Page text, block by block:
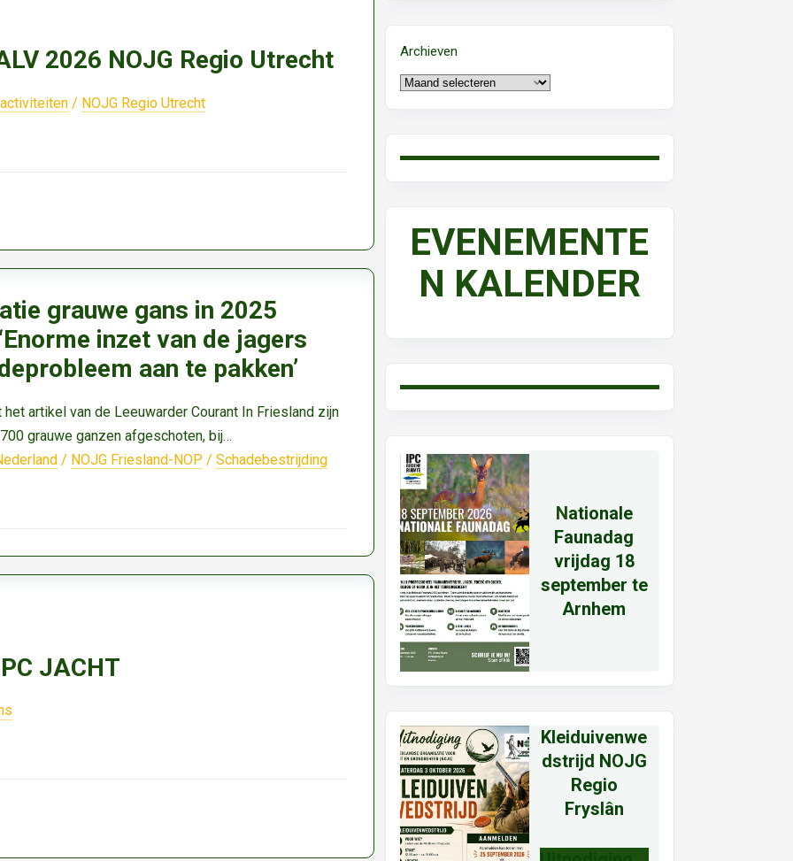
2026 NOJG Regio Utrecht
/ NOJG Regio Utrecht
grauwe gans in 2025
inzet van de jagers
aan te pakken’
artikel van de Leeuwarder Courant In Friesland zijn
grauwe ganzen afgeschoten, bij…
/ NOJG Friesland-NOP /Schadebestrijding
JACHT
Archieven
EVENEMENTE
N KALENDER
Nationale
Faunadag
vrijdag 18
september te
Arnhem
Kleiduivenwe
dstrijd NOJG
Regio
Fryslân